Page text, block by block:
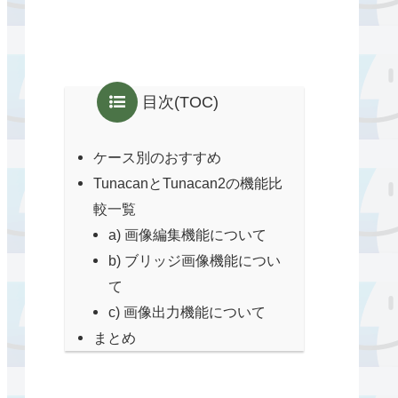
目次(TOC)
ケース別のおすすめ
TunacanとTunacan2の機能比
較一覧
a) 画像編集機能について
b) ブリッジ画像機能につい
て
c) 画像出力機能について
まとめ